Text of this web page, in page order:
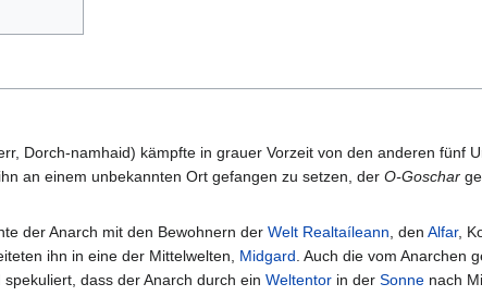
Dorch-namhaid) kämpfte in grauer Vorzeit von den anderen fünf
an einem unbekannten Ort gefangen zu setzen, der O-Goschar
der Anarch mit den Bewohnern der Welt Realtaíleann , den Alfar,
ihn in eine der Mittelwelten, Midgard . Auch die vom Anarchen
spekuliert, dass der Anarch durch ein Weltentor in der Sonne nach